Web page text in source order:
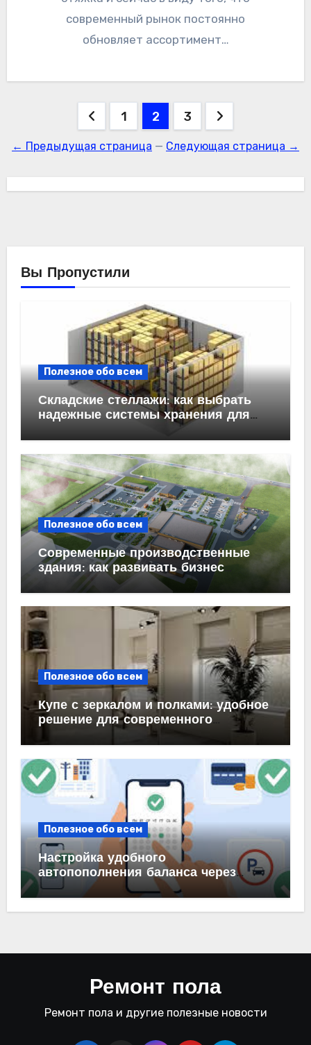
современный рынок постоянно
обновляет ассортимент…
Навигация
по
1 2 3
← Предыдущая страница — Следующая страница →
Вы Пропустили
Полезное обо всем
Складские стеллажи: как выбрать
надежные системы хранения для
Полезное обо всем
Современные производственные
здания: как развивать бизнес
эффективно
Полезное обо всем
Купе с зеркалом и полками: удобное
решение для современного
Полезное обо всем
Настройка удобного
автопополнения баланса через
автоплатеж на карте и в банке
Ремонт пола
Ремонт пола и другие полезные новости